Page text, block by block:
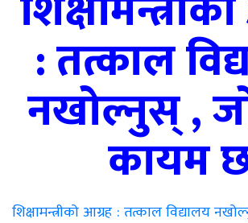
: तत्काल
नखोल्नुस् ,
कायम
शिक्षामन्त्रीको आग्रह : तत्काल विद्यालय